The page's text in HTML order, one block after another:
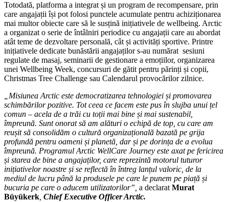
Totodată, platforma a integrat și un program de recompensare, prin
care angajații își pot folosi punctele acumulate pentru achiziționarea
mai multor obiecte care să le susțină inițiativele de wellbeing. Arctic
a organizat o serie de întâlniri periodice cu angajații care au abordat
atât teme de dezvoltare personală, cât și activități sportive. Printre
inițiativele dedicate bunăstării angajaților s-au numărat sesiuni
regulate de masaj, seminarii de gestionare a emoțiilor, organizarea
unei Wellbeing Week, concursuri de gătit pentru părinți și copii,
Christmas Tree Challenge sau Calendarul provocărilor zilnice.
„Misiunea Arctic este democratizarea tehnologiei și promovarea
schimbărilor pozitive. Tot ceea ce facem este pus în slujba unui țel
comun – acela de a trăi cu toții mai bine și mai sustenabil,
împreună. Sunt onorat să am alături o echipă de top, cu care am
reușit să consolidăm o cultură organizațională bazată pe grija
profundă pentru oameni și planetă, dar și pe dorința de a evolua
împreună. Programul Arctic WellCare Journey este axat pe fericirea
și starea de bine a angajaților, care reprezintă motorul tuturor
inițiativelor noastre și se reflectă în întreg lanțul valoric, de la
mediul de lucru până la produsele pe care le punem pe piață și
bucuria pe care o aducem utilizatorilor”, a declarat Murat
Büyükerk Chief Executive Officer Arctic.